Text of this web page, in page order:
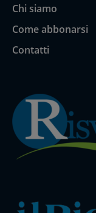
Chi siamo
Come abbonarsi
Contatti